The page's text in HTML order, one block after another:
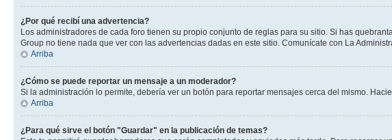
¿Por qué recibí una advertencia?
Los administradores de cada foro tienen su propio conjunto de reglas para su sitio. Si has
Group no tiene nada que ver con las advertencias dadas en este sitio. Comunícate con La
Arriba
¿Cómo se puede reportar un mensaje a un moderador?
Si la administración lo permite, debería ver un botón para reportar mensajes cerca del mismo.
Arriba
¿Para qué sirve el botón "Guardar" en la publicación de temas?